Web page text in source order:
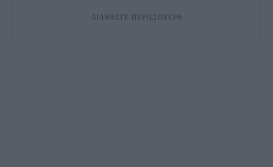
ΔΙΑΒΆΣΤΕ ΠΕΡΙΣΣΌΤΕΡΑ